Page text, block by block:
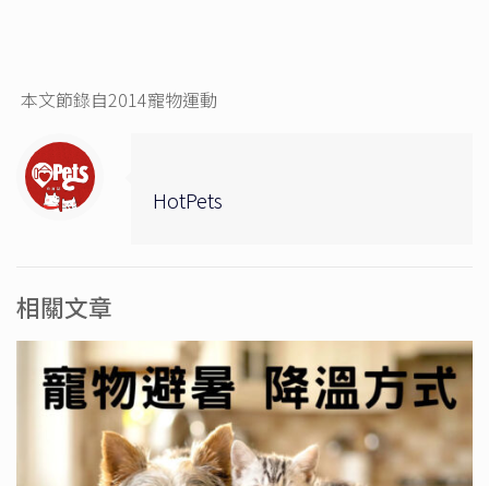
本文節錄自2014寵物運動
HotPets
相關文章